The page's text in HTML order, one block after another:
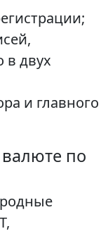
в двух
и главного
по